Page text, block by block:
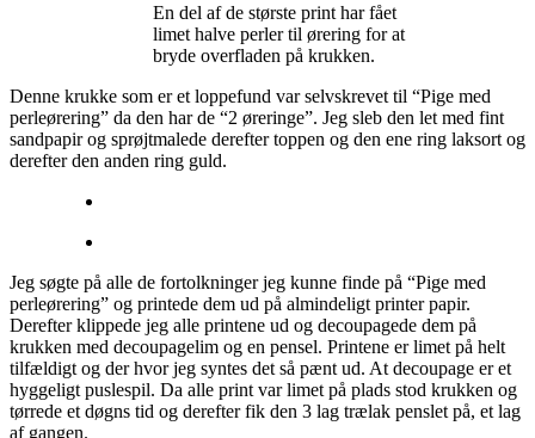
En del af de største print har fået
limet halve perler til ørering for at
bryde overfladen på krukken.
Denne krukke som er et loppefund var selvskrevet til “Pige med
perleørering” da den har de “2 øreringe”. Jeg sleb den let med fint
sandpapir og sprøjtmalede derefter toppen og den ene ring laksort og
derefter den anden ring guld.
Jeg søgte på alle de fortolkninger jeg kunne finde på “Pige med
perleørering” og printede dem ud på almindeligt printer papir.
Derefter klippede jeg alle printene ud og decoupagede dem på
krukken med decoupagelim og en pensel. Printene er limet på helt
tilfældigt og der hvor jeg syntes det så pænt ud. At decoupage er et
hyggeligt puslespil. Da alle print var limet på plads stod krukken og
tørrede et døgns tid og derefter fik den 3 lag trælak penslet på, et lag
af gangen.